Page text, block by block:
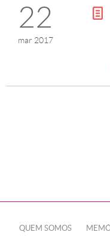
22
mar 2017
g
QUEM SOMOS